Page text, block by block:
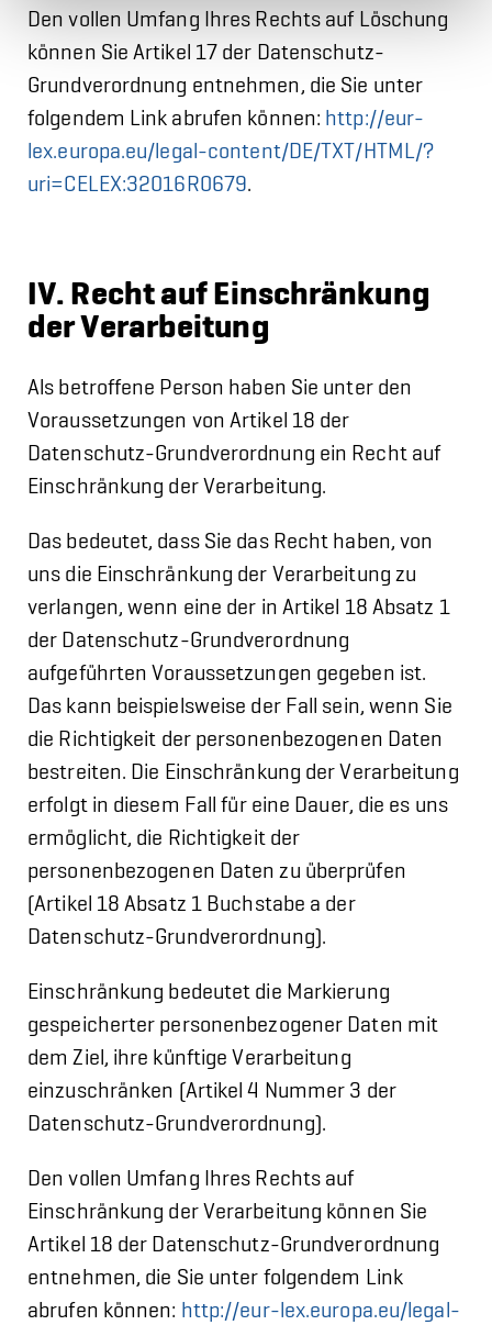
Den vollen Umfang Ihres Rechts auf Löschung
können Sie Artikel 17 der Datenschutz-
Grundverordnung entnehmen, die Sie unter
folgendem Link abrufen können: http://eur-
lex.europa.eu/legal-content/DE/TXT/HTML/?
uri=CELEX:32016R0679.
IV. Recht auf Einschränkung
der Verarbeitung
Als betroffene Person haben Sie unter den
Voraussetzungen von Artikel 18 der
Datenschutz-Grundverordnung ein Recht auf
Einschränkung der Verarbeitung.
Das bedeutet, dass Sie das Recht haben, von
uns die Einschränkung der Verarbeitung zu
verlangen, wenn eine der in Artikel 18 Absatz 1
der Datenschutz-Grundverordnung
aufgeführten Voraussetzungen gegeben ist.
Das kann beispielsweise der Fall sein, wenn Sie
die Richtigkeit der personenbezogenen Daten
bestreiten. Die Einschränkung der Verarbeitung
erfolgt in diesem Fall für eine Dauer, die es uns
ermöglicht, die Richtigkeit der
personenbezogenen Daten zu überprüfen
(Artikel 18 Absatz 1 Buchstabe a der
Datenschutz-Grundverordnung).
Einschränkung bedeutet die Markierung
gespeicherter personenbezogener Daten mit
dem Ziel, ihre künftige Verarbeitung
einzuschränken (Artikel 4 Nummer 3 der
Datenschutz-Grundverordnung).
Den vollen Umfang Ihres Rechts auf
Einschränkung der Verarbeitung können Sie
Artikel 18 der Datenschutz-Grundverordnung
entnehmen, die Sie unter folgendem Link
abrufen können: http://eur-lex.europa.eu/legal-